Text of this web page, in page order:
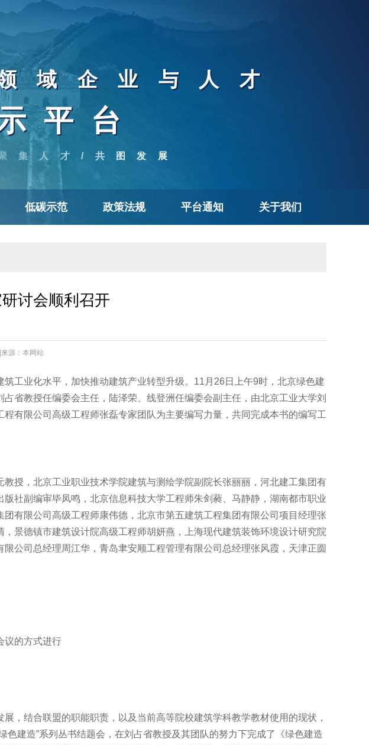
域企业与人才
平台
集人才/共图发展
低碳示范 政策法规 平台通知 关于我们
讨会顺利召开
源：本网站
工业化水平，加快推动建筑产业转型升级。11月26日上午9时，北京绿色建
省教授任编委会主任，陆泽荣、线登洲任编委会副主任，由北京工业大学刘
有限公司高级工程师张磊专家团队为主要编写力量，共同完成本书的编写工
授，北京工业职业技术学院建筑与测绘学院副院长张丽丽，河北建工集团有
社副编审毕凤鸣，北京信息科技大学工程师朱剑蕤、马静静，湖南都市职业
有限公司高级工程师康伟德，北京市第五建筑工程集团有限公司项目经理张
景德镇市建筑设计院高级工程师胡妍燕，上海现代建筑装饰环境设计研究院
公司总经理周江华，青岛聿安顺工程管理有限公司总经理张风霞，天津正圆
议的方式进行
，结合联盟的职能职责，以及当前高等院校建筑学科教学教材使用的现状，
色建造”系列丛书结题会，在刘占省教授及其团队的努力下完成了《绿色建造